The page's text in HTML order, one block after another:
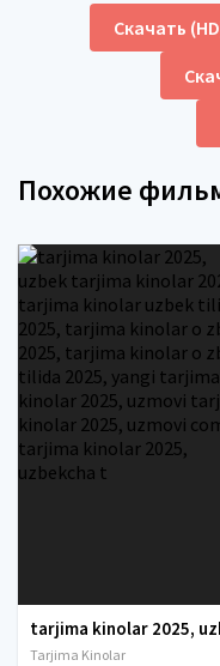
Скачать
Похожие
Tarjima Kinolar